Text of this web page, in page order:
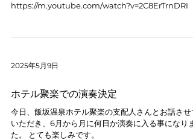
https://m.youtube.com/watch?v=2C8ErTrnDRI
2025年5月9日
ホテル聚楽での演奏決定
今日、飯坂温泉ホテル聚楽の支配人さんとお話させ
いただき、6月から月に何日か演奏に入る事になりま
た。 とても楽しみです。